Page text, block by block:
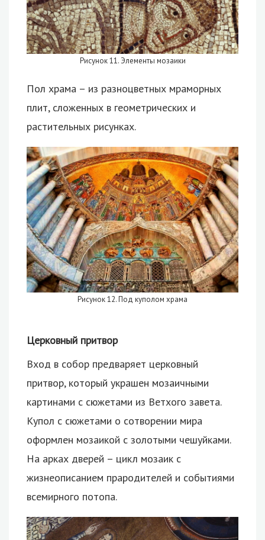
Рисунок 11. Элементы мозаики
Пол храма – из разноцветных мраморных
плит, сложенных в геометрических и
растительных рисунках.
Рисунок 12. Под куполом храма
Церковный притвор
Вход в собор предваряет церковный
притвор, который украшен мозаичными
картинами с сюжетами из Ветхого завета.
Купол с сюжетами о сотворении мира
оформлен мозаикой с золотыми чешуйками.
На арках дверей – цикл мозаик с
жизнеописанием прародителей и событиями
всемирного потопа.